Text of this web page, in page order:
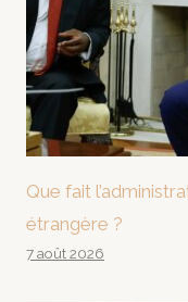
Que fait
étrangère ?
7 août 2026